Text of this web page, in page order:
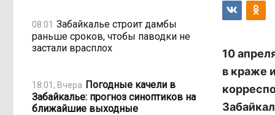
08:01 Забайкалье строит дамбы
раньше сроков, чтобы паводки не
застали врасплох
18:01, Вчера Погодные качели в
Забайкалье: прогноз синоптиков на
ближайшие выходные
10
в краже